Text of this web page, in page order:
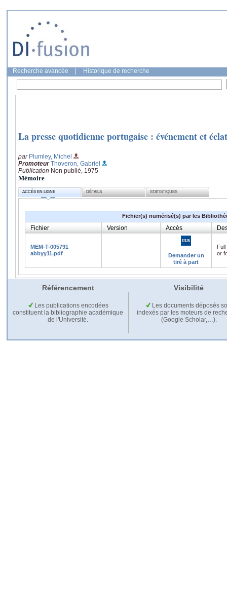
Recherche avancée Historique de recherche
La presse quotidienne portugaise : événement et
par Plumley, Michel
Promoteur Thoveron, Gabriel
Publication Non publié, 1975
Mémoire
ACCÈS EN LIGNE DÉTAILS STATISTIQUES
Fichier(s) numérisé(s) par les
Fichier Version Accès
MEM-T-005791
abbyy11.pdf
Demander un
tiré à part
or
Référencement Visibilité
Les publications encodées
constituent la bibliographie académique
de l'Université.
Les documents déposés
indexés par les moteurs de
(Google Scholar,…).